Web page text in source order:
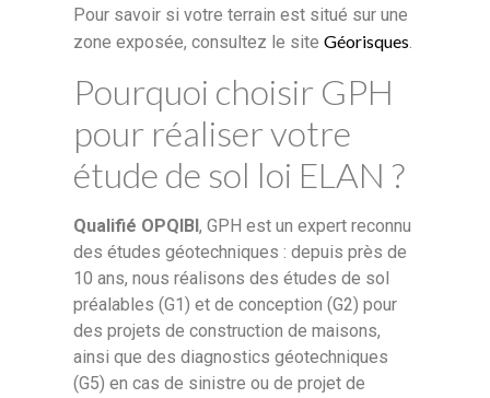
Pour savoir si votre terrain est situé sur une
zone exposée, consultez le siteGéorisques
Pourquoi choisir GPH
pour réaliser votre
étude de sol loi ELAN ?
Qualifié OPQIBI, GPH est un expert reconnu
des études géotechniques : depuis près de
10 ans, nous réalisons des études de sol
préalables (G1) et de conception (G2) pour
des projets de construction de maisons,
ainsi que des diagnostics géotechniques
(G5) en cas de sinistre ou de projet de